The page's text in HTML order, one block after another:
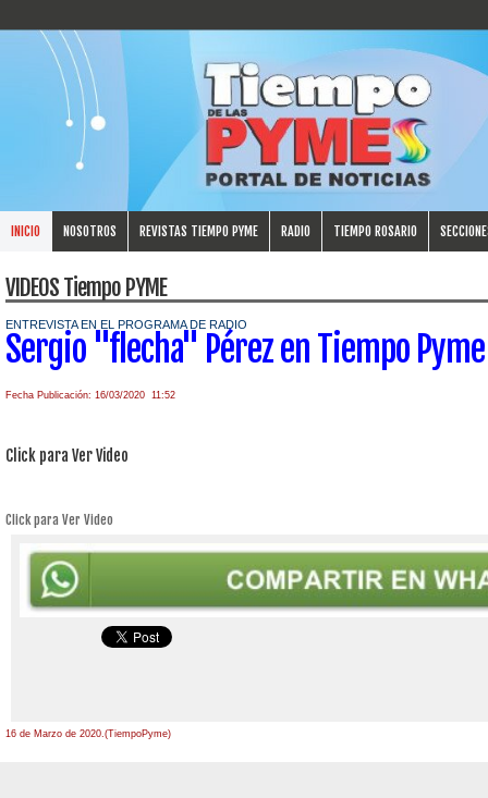
INICIO NOSOTROS REVISTAS TIEMPO PYME RADIO TIEMPO ROSARIO
VIDEOS Tiempo PYME
ENTREVISTA EN EL PROGRAMA DE RADIO
Sergio "flecha" Pérez en Tiempo
Fecha Publicación: 16/03/2020 11:52
Click para Ver Video
Click para Ver Video
16 de Marzo de 2020.(TiempoPyme)